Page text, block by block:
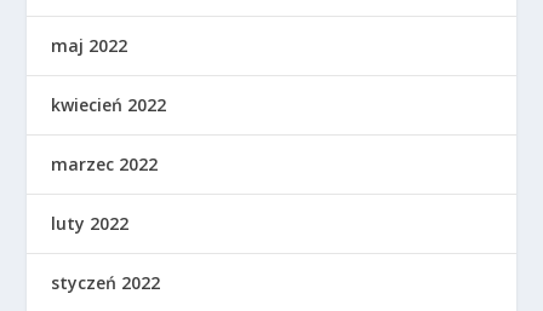
maj 2022
kwiecień 2022
marzec 2022
luty 2022
styczeń 2022